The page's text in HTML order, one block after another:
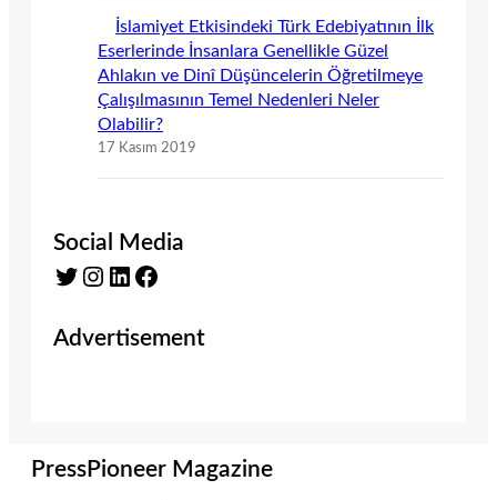
İslamiyet Etkisindeki Türk Edebiyatının İlk
Eserlerinde İnsanlara Genellikle Güzel
Ahlakın ve Dinî Düşüncelerin Öğretilmeye
Çalışılmasının Temel Nedenleri Neler
Olabilir?
17 Kasım 2019
Social Media
Twitter Instagram LinkedIn Facebook
Advertisement
PressPioneer Magazine